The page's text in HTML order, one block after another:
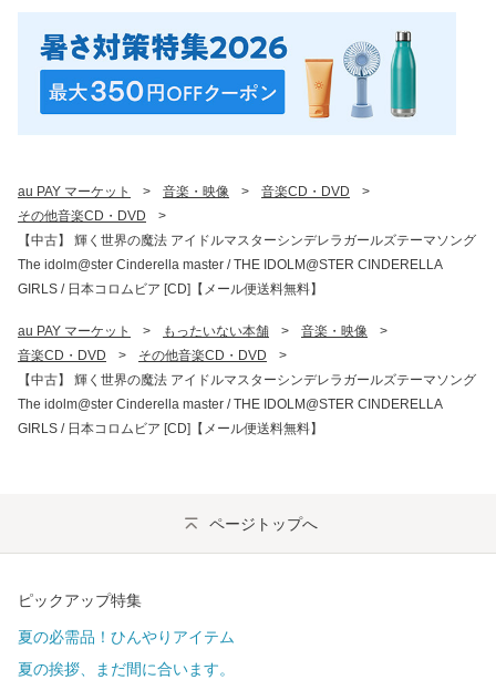
au PAY マーケット > 音楽・映像 > 音楽CD・DVD
>
その他音楽CD・DVD
>
【中古】 輝く世界の魔法 アイドルマスターシンデレラガールズテーマソング
The idolm@ster Cinderella master / THE IDOLM@STER CINDERELLA
GIRLS / 日本コロムビア [CD]【メール便送料無料】
au PAY マーケット > もったいない本舗 > 音楽・映像
>
音楽CD・DVD
> その他音楽CD・DVD
>
【中古】 輝く世界の魔法 アイドルマスターシンデレラガールズテーマソング
The idolm@ster Cinderella master / THE IDOLM@STER CINDERELLA
GIRLS / 日本コロムビア [CD]【メール便送料無料】
ページトップへ
ピックアップ特集
夏の必需品！ひんやりアイテム
夏の挨拶、まだ間に合います。